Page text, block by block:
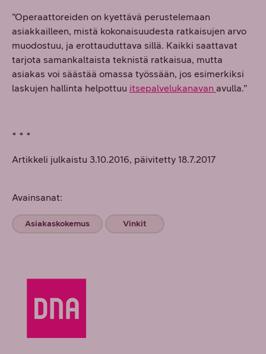
”Operaattoreiden on kyettävä perustelemaan
asiakkailleen, mistä kokonaisuudesta ratkaisujen arvo
muodostuu, ja erottauduttava sillä. Kaikki saattavat
tarjota samankaltaista teknistä ratkaisua, mutta
asiakas voi säästää omassa työssään, jos esimerkiksi
laskujen hallinta helpottuu itsepalvelukanavan avulla.”
* * *
Artikkeli julkaistu 3.10.2016, päivitetty 18.7.2017
Avainsanat:
Asiakaskokemus Vinkit